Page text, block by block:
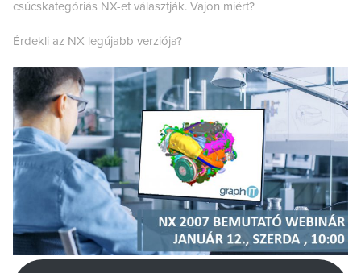
csúcskategóriás NX-et választják. Vajon miért?
Érdekli az NX legújabb verziója?